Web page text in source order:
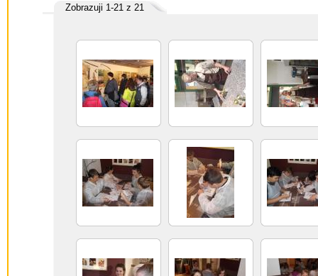
Zobrazuji 1-21 z 21